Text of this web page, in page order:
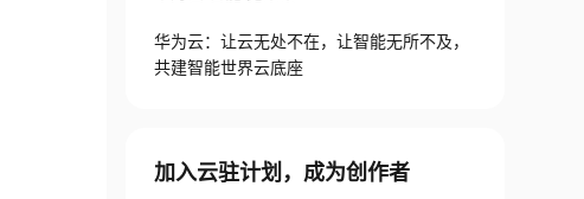
华为云：让云无处不在，让智能无所不及，
共建智能世界云底座
加入云驻计划，成为创作者